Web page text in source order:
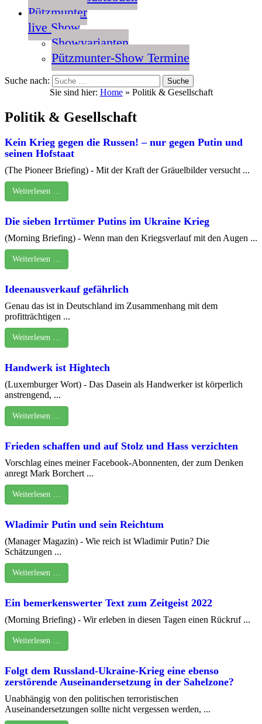
Pützmunter
live Show
Showvarianten
Pützmunter-Show Termine
Suche nach:
Sie sind hier: Home» Politik & Gesellschaft
Politik & Gesellschaft
Kein Krieg gegen die Russen! – nur gegen Putin und
seinen Hofstaat
(The Pioneer Briefing) - Mit der Kraft der Gräuelbilder versucht ...
Weiterlesen …
Die sieben Irrtümer Putins im Ukraine Krieg
(Morning Briefing) - Wenn man den Kriegsverlauf mit den Augen ...
Weiterlesen …
Ideenausverkauf gefährlich
Genau das ist in Deutschland im Zusammenhang mit dem
profitträchtigen ...
Weiterlesen …
Handwerk ist Hightech
(Luxemburger Wort) - Das Dasein als Handwerker ist körperlich
anstrengend, ...
Weiterlesen …
Frieden schaffen und auf Stolz und Hass verzichten
Vorschlag eines meiner Facebook-Abonnenten, der zum Denken
anregt Mark Borchert ...
Weiterlesen …
Wladimir Putin und sein Reichtum
(Manager Magazin) - Wie reich ist Wladimir Putin? Die
Schätzungen ...
Weiterlesen …
Ein bemerkenswerter Text zum Zeitgeist 2022
(Morning Briefing) - Wir erleben in diesen Tagen einen Rückruf ...
Weiterlesen …
Folgt dem Russland-Ukraine-Krieg eine ebenso
zerstörende Auseinandersetzung in der Sahelzone?
Unabhängig von den politischen terroristischen
Auseinandersetzungen sollte nicht vergessen werden, ...